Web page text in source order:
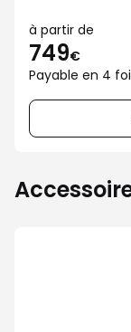
à partir de
749€
Payable en 4